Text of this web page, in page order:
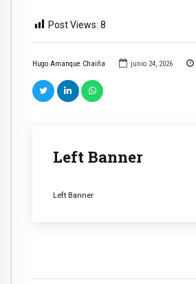
Hugo Amanque Chaiña junio 24, 2026
Left Banner
Left Banner
Post Views: 8